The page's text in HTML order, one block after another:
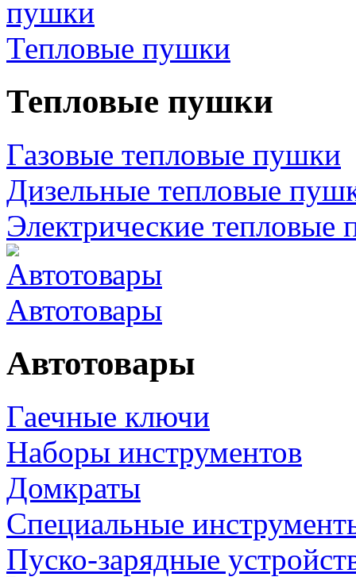
Тепловые пушки
Тепловые пушки
Газовые тепловые пушки
Дизельные тепловые
Электрические тепловые
Автотовары
Автотовары
Гаечные ключи
Наборы инструментов
Домкраты
Специальные
Пуско-зарядные